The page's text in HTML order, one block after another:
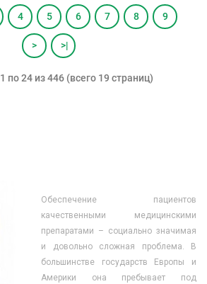
4 5 6 7 8 9
> >|
по 24 из 446 (всего 19 страниц)
Обеспечение пациентов
качественными медицинскими
препаратами – социально значимая
и довольно сложная проблема. В
большинстве государств Европы и
Америки она пребывает под